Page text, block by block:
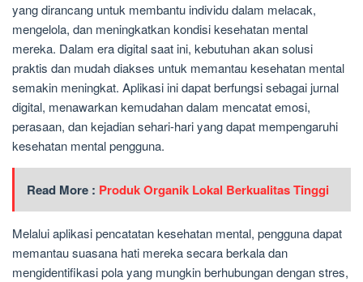
yang dirancang untuk membantu individu dalam melacak,
mengelola, dan meningkatkan kondisi kesehatan mental
mereka. Dalam era digital saat ini, kebutuhan akan solusi
praktis dan mudah diakses untuk memantau kesehatan mental
semakin meningkat. Aplikasi ini dapat berfungsi sebagai jurnal
digital, menawarkan kemudahan dalam mencatat emosi,
perasaan, dan kejadian sehari-hari yang dapat mempengaruhi
kesehatan mental pengguna.
Read More : Produk Organik Lokal Berkualitas Tinggi
Melalui aplikasi pencatatan kesehatan mental, pengguna dapat
memantau suasana hati mereka secara berkala dan
mengidentifikasi pola yang mungkin berhubungan dengan stres,